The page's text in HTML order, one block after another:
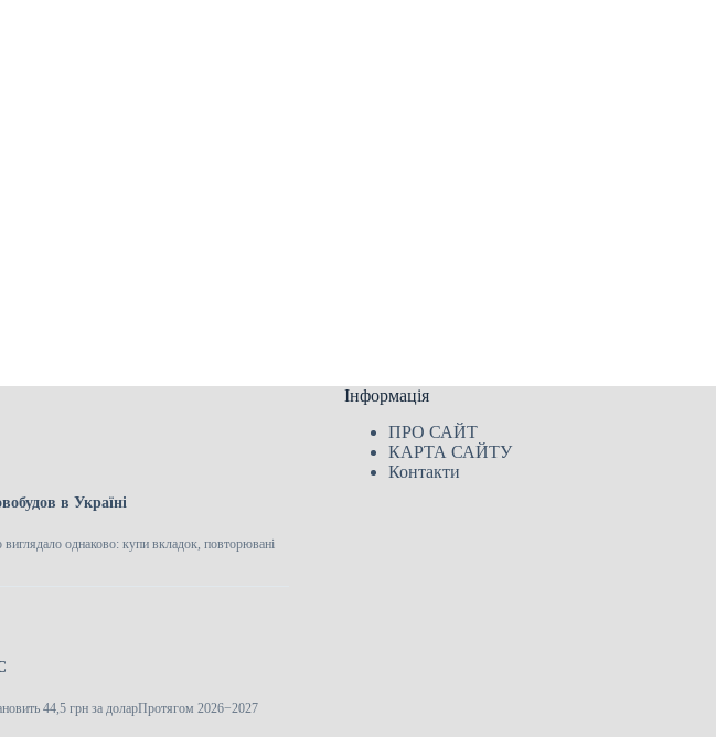
в Україні
однаково: купи вкладок, повторювані
44,5 грн за доларПротягом 2026−2027
Інформація
ПРО САЙТ
КАРТА САЙТУ
Контакти